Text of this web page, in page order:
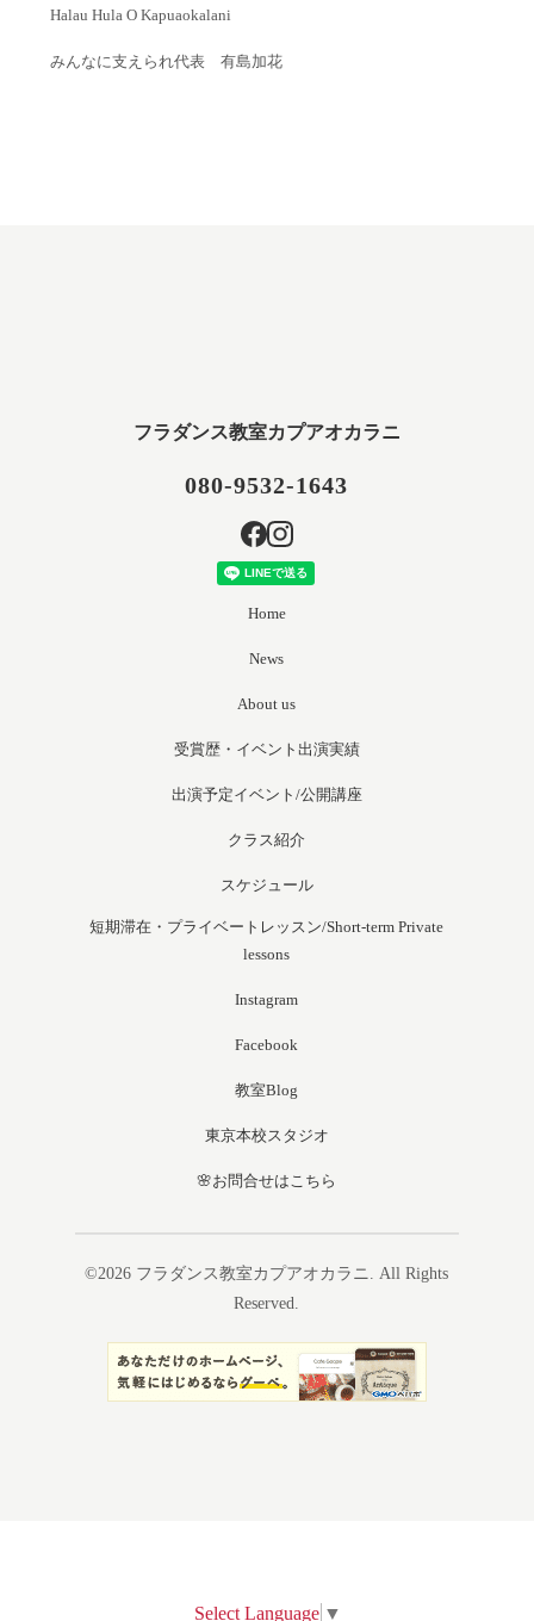
Halau Hula O Kapuaokalani
みんなに支えられ代表 有島加花
Select Language ▼
フラダンス教室カプアオカラニ
080-9532-1643
Home
News
About us
受賞歴・イベント出演実績
出演予定イベント/公開講座
クラス紹介
スケジュール
短期滞在・プライベートレッスン/Short-term Private
lessons
Instagram
Facebook
教室Blog
東京本校スタジオ
🌸お問合せはこちら
©2026 フラダンス教室カプアオカラニ
. All Rights
Reserved.